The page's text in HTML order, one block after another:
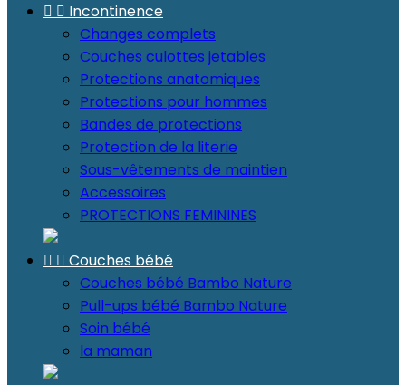
  Incontinence
Changes complets
Couches culottes jetables
Protections anatomiques
Protections pour hommes
Bandes de protections
Protection de la literie
Sous-vêtements de maintien
Accessoires
PROTECTIONS FEMININES
  Couches bébé
Couches bébé Bambo Nature
Pull-ups bébé Bambo Nature
Soin bébé
la maman